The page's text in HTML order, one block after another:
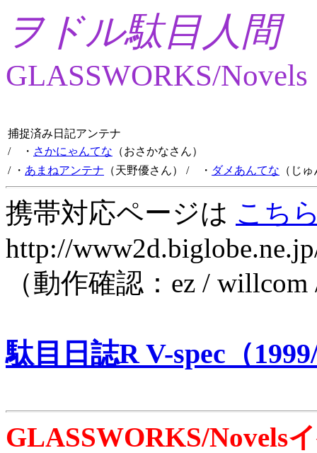
ヲドル駄目人間
GLASSWORKS/Novels
捕捉済み日記アンテナ
/ ・ さかにゃんてな （おさかなさん）
/ ・ あまねアンテナ （天野優さん） / ・ ダメあんてな （じ
携帯対応ページは こち
http://
（動作確認：ez /
駄目日誌R V-spec（
GLASSWORKS/Novels